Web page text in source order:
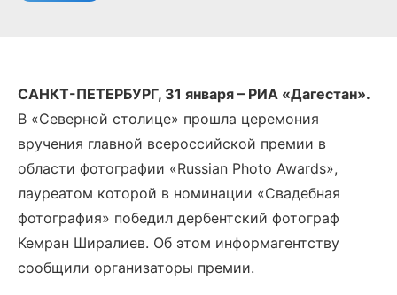
САНКТ-ПЕТЕРБУРГ, 31 января – РИА «Дагестан».
В «Северной столице» прошла церемония
вручения главной всероссийской премии в
области фотографии «Russian Photo Awards»,
лауреатом которой в номинации «Свадебная
фотография» победил дербентский фотограф
Кемран Ширалиев. Об этом информагентству
сообщили организаторы премии.